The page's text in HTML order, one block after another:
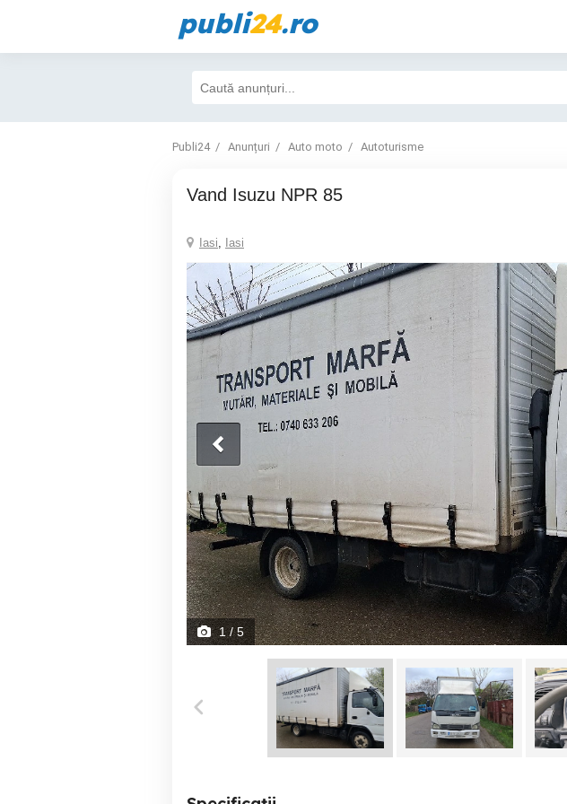
publi24.ro
Publi24 Anunțuri Auto moto Autoturisme
Vand Isuzu NPR 85
Iasi, Iasi
1/ 5